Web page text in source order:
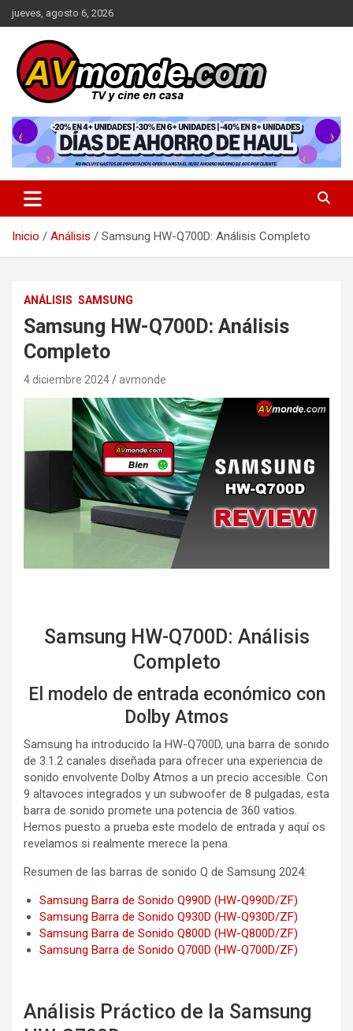
Saltar
al
contenido
jueves, agosto 6, 2026
AVMonde.com | Descubre las
Últimas Pruebas en Televisores
y Cine en Casa
Inicio Análisis Samsung HW-Q700D: Análisis Completo
ANÁLISIS SAMSUNG
Samsung HW-Q700D: Análisis
Completo
4 diciembre 2024 avmonde
Samsung HW-Q700D: Análisis
Completo
El modelo de entrada económico con
Dolby Atmos
Samsung ha introducido la HW-Q700D, una barra de sonido
de 3.1.2 canales diseñada para ofrecer una experiencia de
sonido envolvente Dolby Atmos a un precio accesible. Con
9 altavoces integrados y un subwoofer de 8 pulgadas, esta
barra de sonido promete una potencia de 360 vatios.
Hemos puesto a prueba este modelo de entrada y aquí os
revelamos si realmente merece la pena.
Resumen de las barras de sonido Q de Samsung 2024:
Samsung Barra de Sonido Q990D (HW-Q990D/ZF)
Samsung Barra de Sonido Q930D (HW-Q930D/ZF)
Samsung Barra de Sonido Q800D (HW-Q800D/ZF)
Samsung Barra de Sonido Q700D (HW-Q700D/ZF)
Análisis Práctico de la Samsung